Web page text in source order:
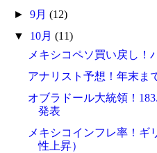
►9月(12)
▼ 10月(11)
メキシコペソ買い戻し
アナリスト予想！年末ま
オブラドール大統領！
発表
メキシコインフレ率！ギ
性上昇）